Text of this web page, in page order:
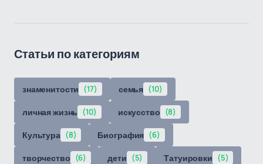
Статьи по категориям
знаменитости (17) семья (10)
личная жизнь (10) искусство (8)
Культура (8) Биография (6)
творчество (6) дети (5) Татуировки (5)